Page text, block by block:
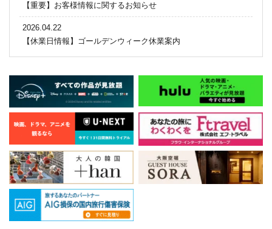
【重要】お客様情報に関するお知らせ
2026.04.22
【休業日情報】ゴールデンウィーク休業案内